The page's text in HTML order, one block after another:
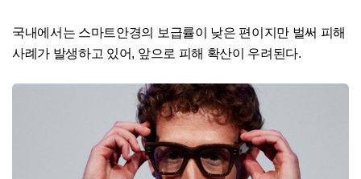
국내에서는 스마트안경의 보급률이 낮은 편이지만 벌써 피해
사례가 발생하고 있어, 앞으로 피해 확산이 우려된다.